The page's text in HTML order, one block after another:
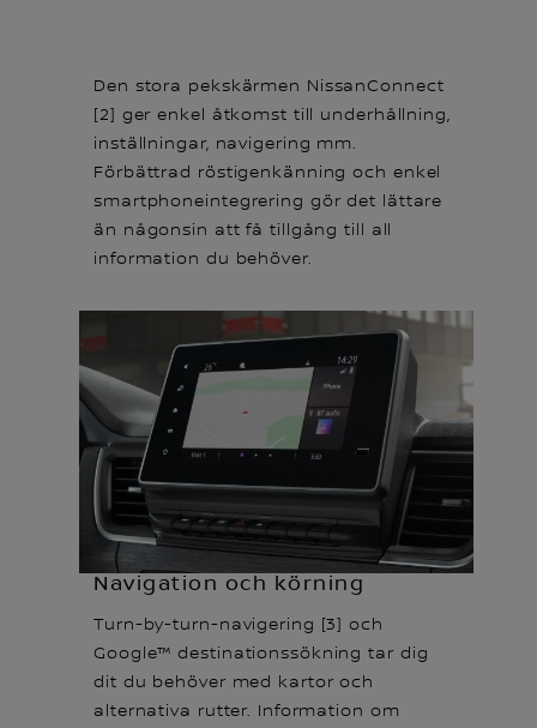
Den stora pekskärmen NissanConnect
[2] ger enkel åtkomst till underhållning,
inställningar, navigering mm.
Förbättrad röstigenkänning och enkel
smartphoneintegrering gör det lättare
än någonsin att få tillgång till all
information du behöver.
Navigation och körning
Turn-by-turn-navigering [3] och
Google™ destinationssökning tar dig
dit du behöver med kartor och
alternativa rutter. Information om